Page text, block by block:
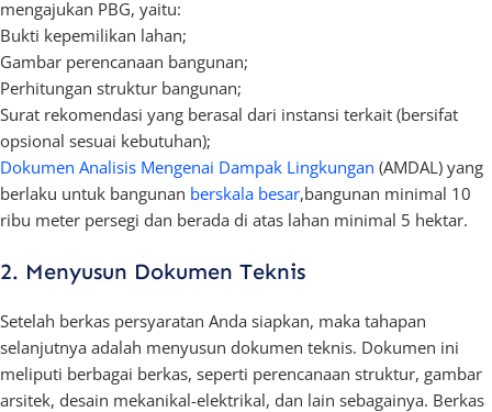
mengajukan PBG, yaitu:
Bukti kepemilikan lahan;
Gambar perencanaan bangunan;
Perhitungan struktur bangunan;
Surat rekomendasi yang berasal dari instansi terkait (bersifat
opsional sesuai kebutuhan);
Dokumen Analisis Mengenai Dampak Lingkungan (AMDAL) yang
berlaku untuk bangunan berskala besar,bangunan minimal 10
ribu meter persegi dan berada di atas lahan minimal 5 hektar.
2. Menyusun Dokumen Teknis
Setelah berkas persyaratan Anda siapkan, maka tahapan
selanjutnya adalah menyusun dokumen teknis. Dokumen ini
meliputi berbagai berkas, seperti perencanaan struktur, gambar
arsitek, desain mekanikal-elektrikal, dan lain sebagainya. Berkas